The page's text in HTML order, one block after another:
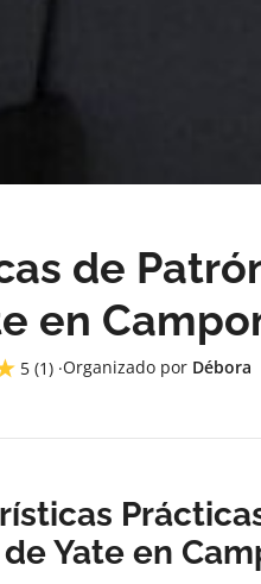
de
en
5 (1) ·Organizado por Débora
Yate en